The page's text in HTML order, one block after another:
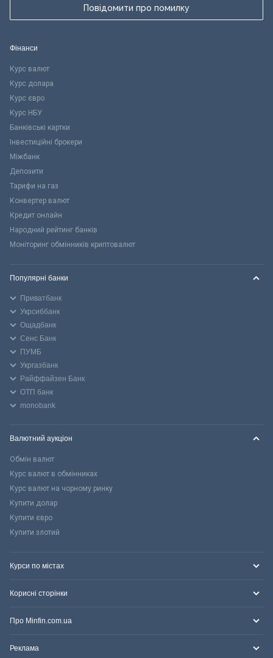
Повідомити про помилку
Фінанси
Курс валют
Курс долара
Курс євро
Курс НБУ
Банківські картки
Інвестиційні брокери
Міжбанк
Депозити
Тарифи на газ
Конвертер валют
Кредит онлайн
Народний рейтинг банків
Моніторинг обмінників криптовалют
Популярні банки
Приватбанк
Укрсиббанк
Ощадбанк
Сенс Банк
ПУМБ
Укргазбанк
Райффайзен Банк
ОТП банк
monobank
Валютний аукціон
Обмін валют
Курс валют в обмінниках
Курс валют на чорному ринку
Купити долар
Купити євро
Купити злотий
Курси по містах
Корисні сторінки
Про Minfin.com.ua
Реклама